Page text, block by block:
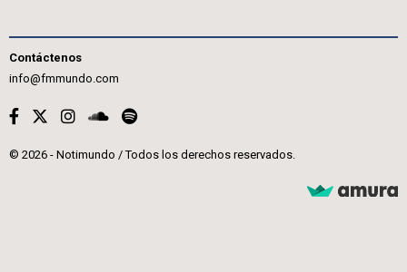
Contáctenos
info@fmmundo.com
© 2026 - Notimundo / Todos los derechos reservados.